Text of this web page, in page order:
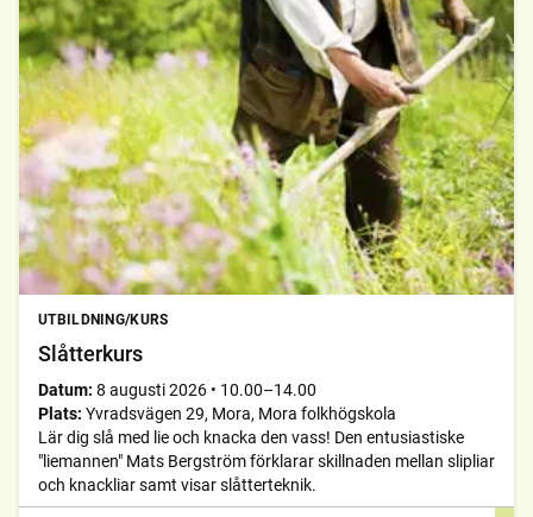
UTBILDNING/KURS
Slåtterkurs
Datum: 8 augusti 2026 • 10.00–14.00
Plats: Yvradsvägen 29, Mora, Mora folkhögskola
Lär dig slå med lie och knacka den vass! Den entusiastiske
"liemannen" Mats Bergström förklarar skillnaden mellan slipliar
och knackliar samt visar slåtterteknik.